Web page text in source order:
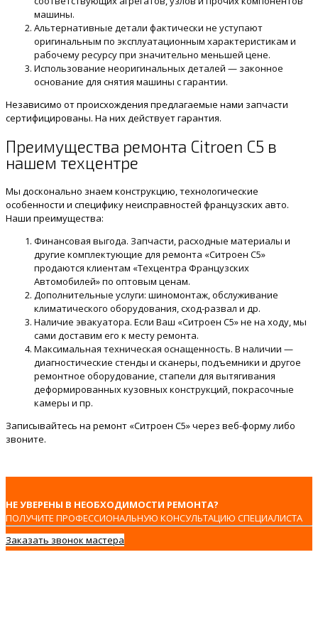
машины.
Альтернативные детали фактически не уступают
оригинальным по эксплуатационным характеристикам и
рабочему ресурсу при значительно меньшей цене.
Использование неоригинальных деталей — законное
основание для снятия машины с гарантии.
Независимо от происхождения предлагаемые нами запчасти
сертифицированы. На них действует гарантия.
Преимущества ремонта Citroen C5 в
нашем техцентре
Мы досконально знаем конструкцию, технологические
особенности и специфику неисправностей французских авто.
Наши преимущества:
Финансовая выгода. Запчасти, расходные материалы и
другие комплектующие для ремонта «Ситроен C5»
продаются клиентам «Техцентра Французских
Автомобилей» по оптовым ценам.
Дополнительные услуги: шиномонтаж, обслуживание
климатического оборудования, сход-развал и др.
Наличие эвакуатора. Если Ваш «Ситроен C5» не на ходу, мы
сами доставим его к месту ремонта.
Максимальная техническая оснащенность. В наличии —
диагностические стенды и сканеры, подъемники и другое
ремонтное оборудование, стапели для вытягивания
деформированных кузовных конструкций, покрасочные
камеры и пр.
Записывайтесь на ремонт «Ситроен C5» через веб-форму либо
звоните.
НЕ УВЕРЕНЫ В НЕОБХОДИМОСТИ РЕМОНТА?
ПОЛУЧИТЕ ПРОФЕССИОНАЛЬНУЮ КОНСУЛЬТАЦИЮ СПЕЦИАЛИСТА
Заказать звонок мастера